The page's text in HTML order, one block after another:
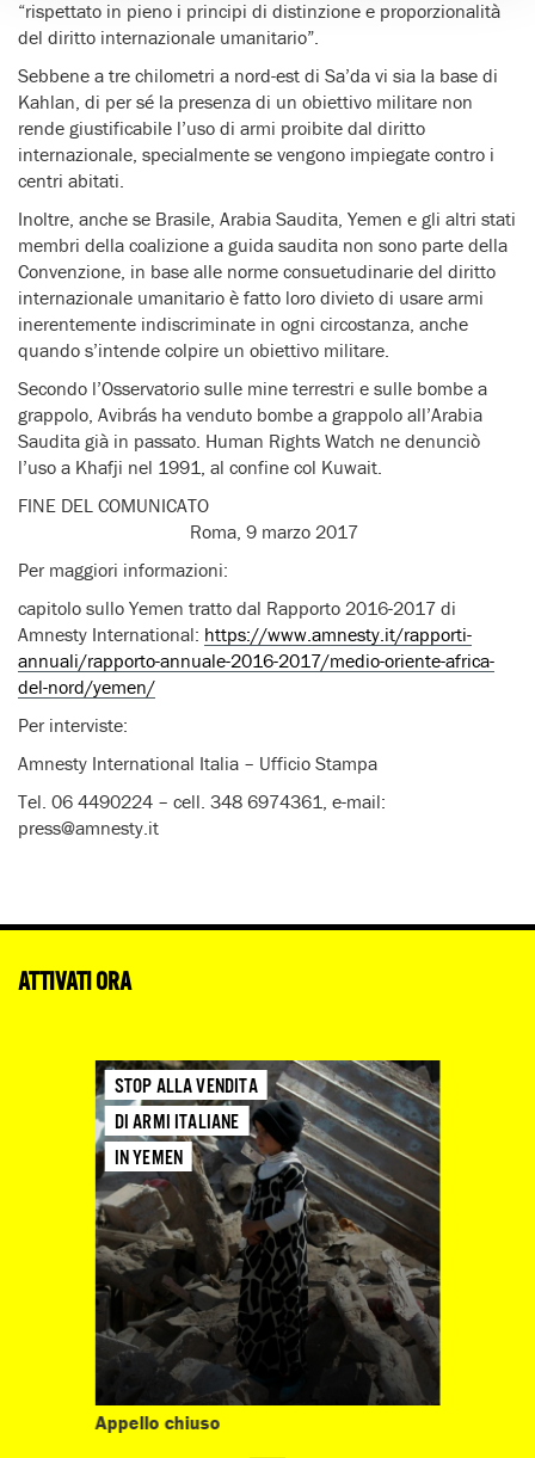
“rispettato in pieno i principi di distinzione e proporzionalità
del diritto internazionale umanitario”.
Sebbene a tre chilometri a nord-est di Sa’da vi sia la base di
Kahlan, di per sé la presenza di un obiettivo militare non
rende giustificabile l’uso di armi proibite dal diritto
internazionale, specialmente se vengono impiegate contro i
centri abitati.
Inoltre, anche se Brasile, Arabia Saudita, Yemen e gli altri stati
membri della coalizione a guida saudita non sono parte della
Convenzione, in base alle norme consuetudinarie del diritto
internazionale umanitario è fatto loro divieto di usare armi
inerentemente indiscriminate in ogni circostanza, anche
quando s’intende colpire un obiettivo militare.
Secondo l’Osservatorio sulle mine terrestri e sulle bombe a
grappolo, Avibrás ha venduto bombe a grappolo all’Arabia
Saudita già in passato. Human Rights Watch ne denunciò
l’uso a Khafji nel 1991, al confine col Kuwait.
FINE DEL COMUNICATO
Roma, 9 marzo 2017
Per maggiori informazioni:
capitolo sullo Yemen tratto dal Rapporto 2016-2017 di
Amnesty International: https://www.amnesty.it/rapporti-
annuali/rapporto-annuale-2016-2017/medio-oriente-africa-
del-nord/yemen/
Per interviste:
Amnesty International Italia – Ufficio Stampa
Tel. 06 4490224 – cell. 348 6974361, e-mail:
press@amnesty.it
ATTIVATI ORA
STOP ALLA VENDITA
DI ARMI ITALIANE
IN YEMEN
Appello chiuso